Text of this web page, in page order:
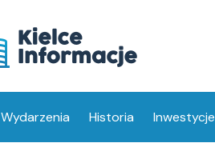
Wydarzenia Historia Inwestycje